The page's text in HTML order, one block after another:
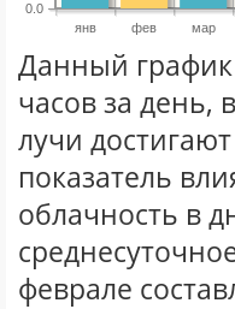
янв фев мар
0.0
Данный график
часов за день,
лучи
показатель
облачность в
феврале